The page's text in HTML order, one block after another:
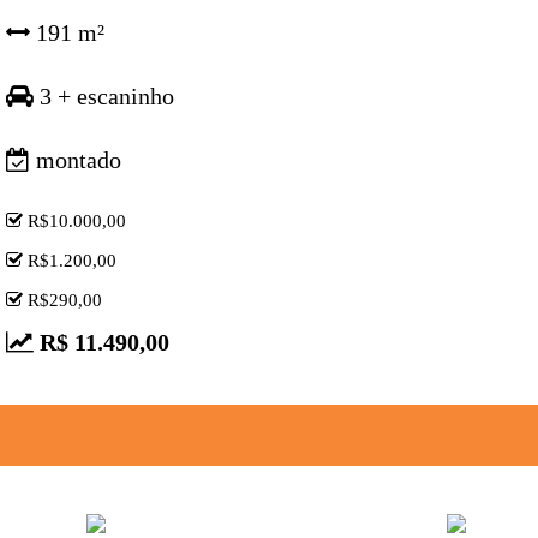
191 m²
3 + escaninho
montado
R$10.000,00
R$1.200,00
R$290,00
R$ 11.490,00